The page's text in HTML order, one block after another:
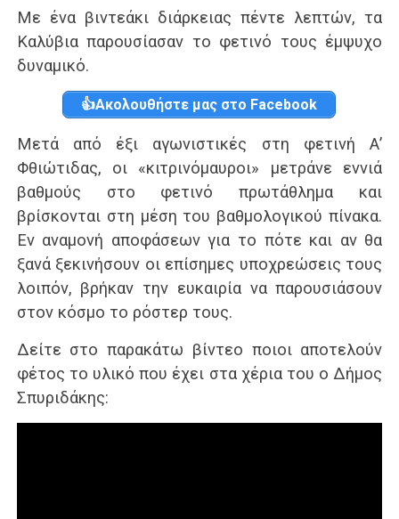
Με ένα βιντεάκι διάρκειας πέντε λεπτών, τα
Καλύβια παρουσίασαν το φετινό τους έμψυχο
δυναμικό.
👍Ακολουθήστε μας στο Facebook
Μετά από έξι αγωνιστικές στη φετινή Α’
Φθιώτιδας, οι «κιτρινόμαυροι» μετράνε εννιά
βαθμούς στο φετινό πρωτάθλημα και
βρίσκονται στη μέση του βαθμολογικού πίνακα.
Εν αναμονή αποφάσεων για το πότε και αν θα
ξανά ξεκινήσουν οι επίσημες υποχρεώσεις τους
λοιπόν, βρήκαν την ευκαιρία να παρουσιάσουν
στον κόσμο το ρόστερ τους.
Δείτε στο παρακάτω βίντεο ποιοι αποτελούν
φέτος το υλικό που έχει στα χέρια του ο Δήμος
Σπυριδάκης: